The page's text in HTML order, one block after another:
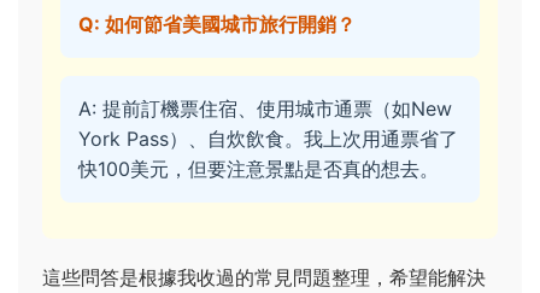
Q: 如何節省美國城市旅行開銷？
A: 提前訂機票住宿、使用城市通票（如New
York Pass）、自炊飲食。我上次用通票省了
快100美元，但要注意景點是否真的想去。
這些問答是根據我收過的常見問題整理，希望能解決